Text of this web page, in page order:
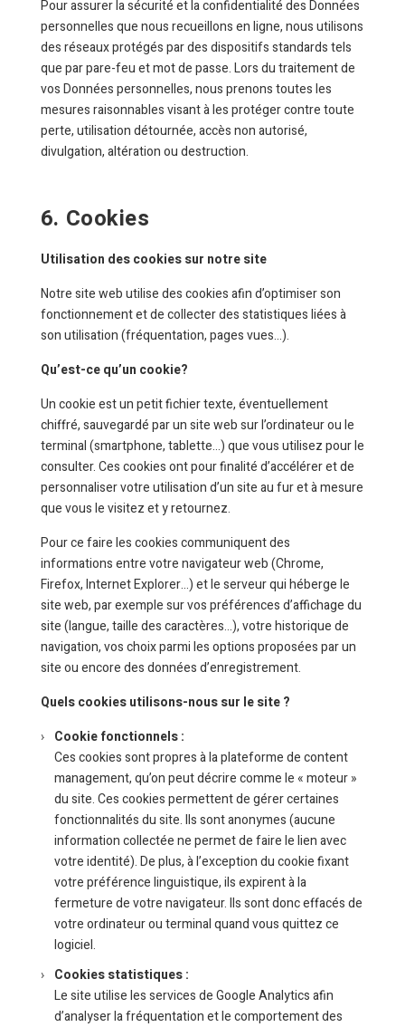
Pour assurer la sécurité et la confidentialité des Données
personnelles que nous recueillons en ligne, nous utilisons
des réseaux protégés par des dispositifs standards tels
que par pare-feu et mot de passe. Lors du traitement de
vos Données personnelles, nous prenons toutes les
mesures raisonnables visant à les protéger contre toute
perte, utilisation détournée, accès non autorisé,
divulgation, altération ou destruction.
6. Cookies
Utilisation des cookies sur notre site
Notre site web utilise des cookies afin d’optimiser son
fonctionnement et de collecter des statistiques liées à
son utilisation (fréquentation, pages vues…).
Qu’est-ce qu’un cookie?
Un cookie est un petit fichier texte, éventuellement
chiffré, sauvegardé par un site web sur l’ordinateur ou le
terminal (smartphone, tablette…) que vous utilisez pour le
consulter. Ces cookies ont pour finalité d’accélérer et de
personnaliser votre utilisation d’un site au fur et à mesure
que vous le visitez et y retournez.
Pour ce faire les cookies communiquent des
informations entre votre navigateur web (Chrome,
Firefox, Internet Explorer…) et le serveur qui héberge le
site web, par exemple sur vos préférences d’affichage du
site (langue, taille des caractères…), votre historique de
navigation, vos choix parmi les options proposées par un
site ou encore des données d’enregistrement.
Quels cookies utilisons-nous sur le site ?
Cookie fonctionnels :
Ces cookies sont propres à la plateforme de content
management, qu’on peut décrire comme le « moteur »
du site. Ces cookies permettent de gérer certaines
fonctionnalités du site. Ils sont anonymes (aucune
information collectée ne permet de faire le lien avec
votre identité). De plus, à l’exception du cookie fixant
votre préférence linguistique, ils expirent à la
fermeture de votre navigateur. Ils sont donc effacés de
votre ordinateur ou terminal quand vous quittez ce
logiciel.
Cookies statistiques :
Le site utilise les services de Google Analytics afin
d’analyser la fréquentation et le comportement des